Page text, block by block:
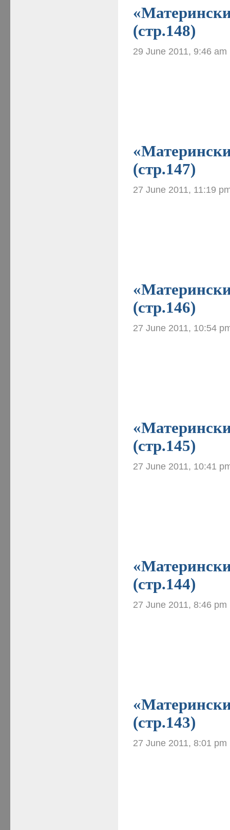
(стр.148)
29 June 2011, 9:46 am
(стр.147)
27 June 2011, 11:19
(стр.146)
27 June 2011, 10:54
(стр.145)
27 June 2011, 10:41
(стр.144)
27 June 2011, 8:46 pm
(стр.143)
27 June 2011, 8:01 pm